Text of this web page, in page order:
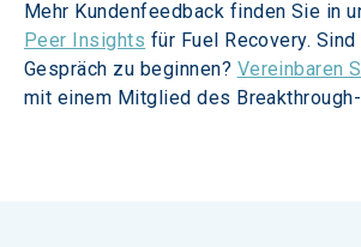
Mehr Kundenfeedback finden Sie in
Peer Insights für Fuel Recovery.
Gespräch zu beginnen? Vereinbaren
mit einem Mitglied des